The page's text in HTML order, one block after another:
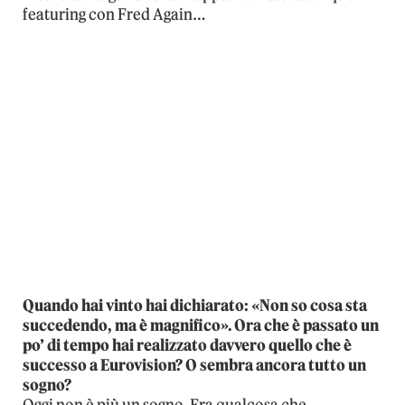
featuring con Fred Again…
Quando hai vinto hai dichiarato: «Non so cosa sta
succedendo, ma è magnifico». Ora che è passato un
po’ di tempo hai realizzato davvero quello che è
successo a Eurovision? O sembra ancora tutto un
sogno?